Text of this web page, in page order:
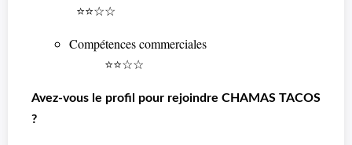
⭐⭐☆☆
Compétences commerciales
⭐⭐☆☆
Avez-vous le profil pour rejoindre CHAMAS TACOS
?